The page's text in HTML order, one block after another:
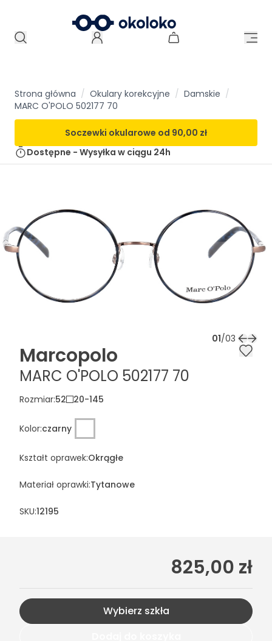
Strona główna / Okulary korekcyjne / Damskie /
MARC O'POLO 502177 70
Soczewki okularowe od 90,00 zł
Dostępne - Wysyłka w ciągu 24h
01/03
Marcopolo
MARC O'POLO 502177 70
Rozmiar:52 20-145
Kolor:czarny
Kształt oprawek:Okrągłe
Materiał oprawki:Tytanowe
SKU:12195
825,00 zł
Wybierz szkła